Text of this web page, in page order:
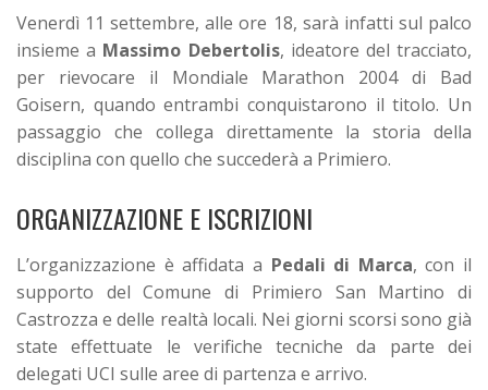
Venerdì 11 settembre, alle ore 18, sarà infatti sul palco
insieme a Massimo Debertolis, ideatore del tracciato,
per rievocare il Mondiale Marathon 2004 di Bad
Goisern, quando entrambi conquistarono il titolo. Un
passaggio che collega direttamente la storia della
disciplina con quello che succederà a Primiero.
ORGANIZZAZIONE E ISCRIZIONI
L’organizzazione è affidata a Pedali di Marca, con il
supporto del Comune di Primiero San Martino di
Castrozza e delle realtà locali. Nei giorni scorsi sono già
state effettuate le verifiche tecniche da parte dei
delegati UCI sulle aree di partenza e arrivo.